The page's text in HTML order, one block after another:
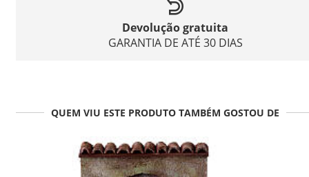
Devolução gratuita
GARANTIA DE ATÉ 30 DIAS
QUEM VIU ESTE PRODUTO TAMBÉM GOSTOU DE